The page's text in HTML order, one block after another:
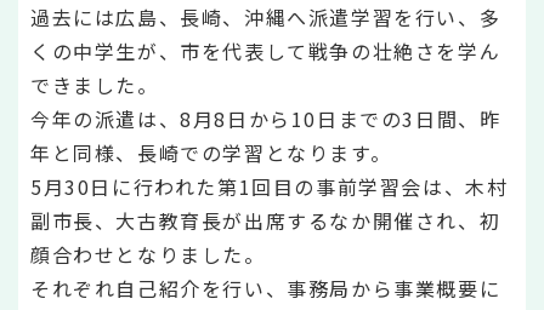
過去には広島、長崎、沖縄へ派遣学習を行い、多
くの中学生が、市を代表して戦争の壮絶さを学ん
できました。
今年の派遣は、8月8日から10日までの3日間、昨
年と同様、長崎での学習となります。
5月30日に行われた第1回目の事前学習会は、木村
副市長、大古教育長が出席するなか開催され、初
顔合わせとなりました。
それぞれ自己紹介を行い、事務局から事業概要に